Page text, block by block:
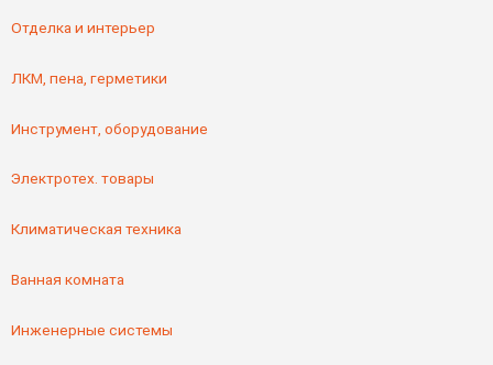
Отделка и интерьер
ЛКМ, пена, герметики
Инструмент, оборудование
Электротех. товары
Климатическая техника
Ванная комната
Инженерные системы